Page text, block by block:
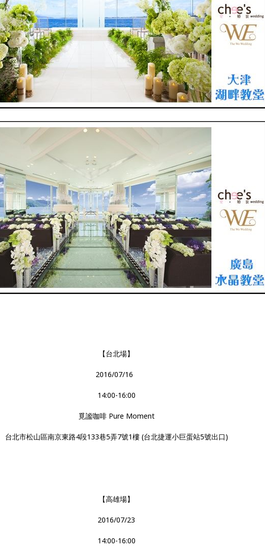
【台北場】
2016/07/16
14:00-16:00
覓謐咖啡 Pure Moment
台北市松山區南京東路4段133巷5弄7號1樓 (台北捷運小巨蛋站5號出口)
【高雄場】
2016/07/23
14:00-16:00